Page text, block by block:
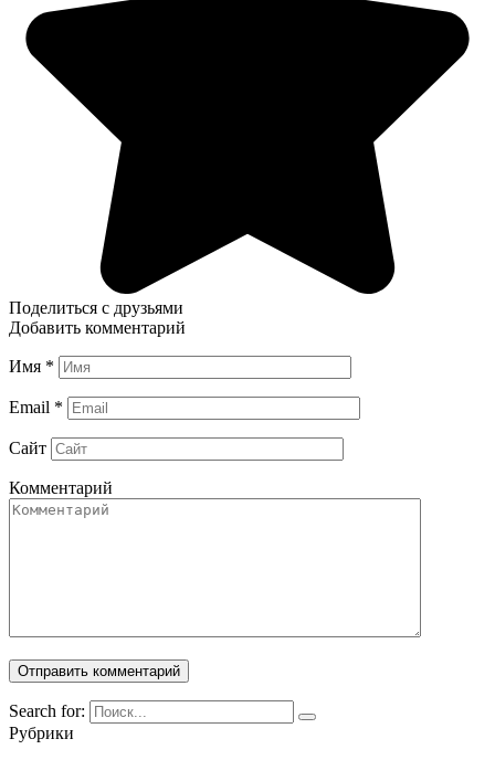
Поделиться с друзьями
Добавить комментарий
Имя *
Email *
Сайт
Комментарий
Search for:
Рубрики